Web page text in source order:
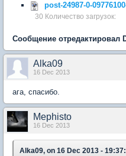
post-24987-0-
30 Количество загрузок:
Сообщение отредактировал
Alka09
16 Dec 2013
ага, спасибо.
Mephisto
16 Dec 2013
Alka09, on 16 Dec 2013 - 19:37: